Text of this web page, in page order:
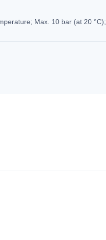
Max. 10 bar (at 20 °C);